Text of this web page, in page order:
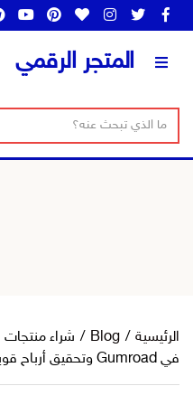
المتجر الرقمي
س
ف
ص
ا
الرئيسية /
Blog
/ شراء منتجات
في Gumroad وتحقيق أرباح قوية من الإنترنت